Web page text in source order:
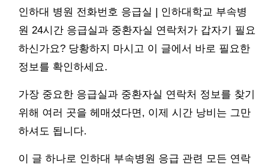
인하대 병원 전화번호 응급실 | 인하대학교 부속병
원 24시간 응급실과 중환자실 연락처가 갑자기 필요
하신가요? 당황하지 마시고 이 글에서 바로 필요한
정보를 확인하세요.
가장 중요한 응급실과 중환자실 연락처 정보를 찾기
위해 여러 곳을 헤매셨다면, 이제 시간 낭비는 그만
하셔도 됩니다.
이 글 하나로 인하대 부속병원 응급 관련 모든 연락